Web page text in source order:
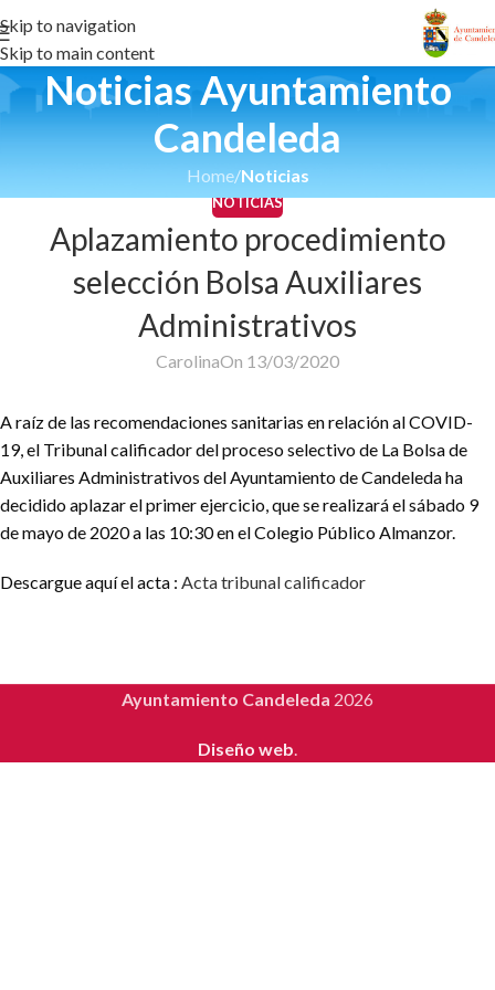
Skip to navigation
Skip to main content
Noticias Ayuntamiento
Candeleda
Home/Noticias
NOTICIAS
Aplazamiento procedimiento
selección Bolsa Auxiliares
Administrativos
CarolinaOn 13/03/2020
A raíz de las recomendaciones sanitarias en relación al COVID-
19, el Tribunal calificador del proceso selectivo de La Bolsa de
Auxiliares Administrativos del Ayuntamiento de Candeleda ha
decidido aplazar el primer ejercicio, que se realizará el sábado 9
de mayo de 2020 a las 10:30 en el Colegio Público Almanzor.
Descargue aquí el acta : Acta tribunal calificador
Ayuntamiento Candeleda 2026
Diseño web